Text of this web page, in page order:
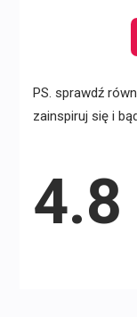
PS. sprawdź
zainspiruj się i
4.8